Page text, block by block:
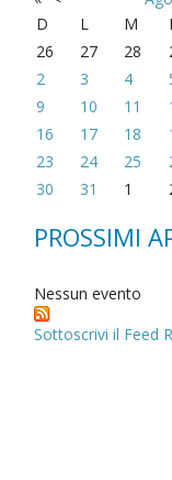
D
L M
26
27 28
2
3 4
9
10 11
16
17 18
23
24 25
30
31 1
PROSSIMI
Nessun evento
Sottoscrivi il Feed